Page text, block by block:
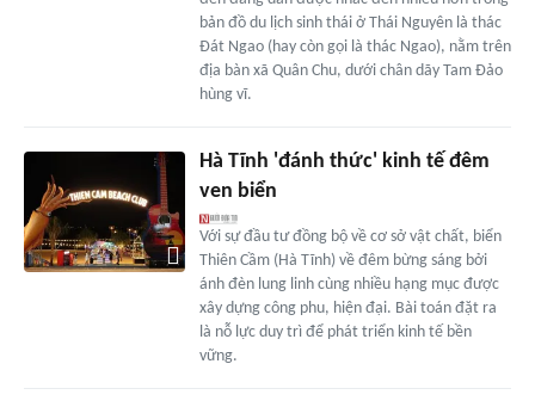
bản đồ du lịch sinh thái ở Thái Nguyên là thác
Đát Ngao (hay còn gọi là thác Ngao), nằm trên
địa bàn xã Quân Chu, dưới chân dãy Tam Đảo
hùng vĩ.
Hà Tĩnh 'đánh thức' kinh tế đêm
ven biển
Với sự đầu tư đồng bộ về cơ sở vật chất, biển
Thiên Cầm (Hà Tĩnh) về đêm bừng sáng bởi
ánh đèn lung linh cùng nhiều hạng mục được
xây dựng công phu, hiện đại. Bài toán đặt ra
là nỗ lực duy trì để phát triển kinh tế bền
vững.